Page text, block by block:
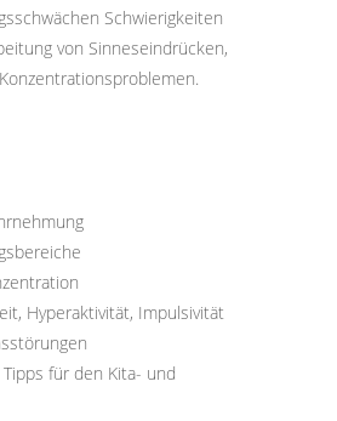
Schwierigkeiten
von Sinneseindrücken,
Hyperaktivität, Impulsivität
für den Kita- und